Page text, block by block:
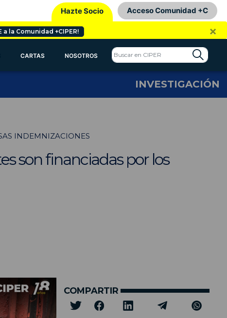
Hazte Socio Acceso Comunidad +C
a la Comunidad +CIPER! ×
CARTAS NOSOTROS
INVESTIGACIÓN
INDEMNIZACIONES
son financiadas por los
COMPARTIR